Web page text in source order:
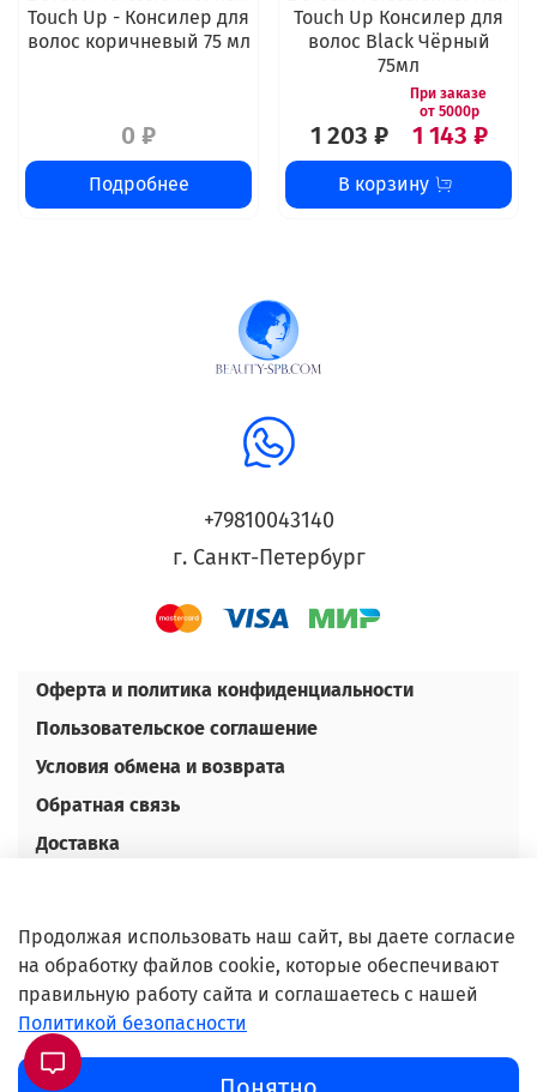
Touch Up - Консилер для
волос коричневый 75 мл
0 ₽
Подробнее
Touch Up Консилер для
волос Black Чёрный
75мл
1 203 ₽ 1 143 ₽
В корзину
+79810043140
г. Санкт-Петербург
Оферта и политика конфиденциальности
Пользовательское соглашение
Условия обмена и возврата
Обратная связь
Доставка
Оптовым покупателям
©Любое использование либо копирование
материалов или подборки материалов сайта,
элементов дизайна и оформления допускается
Продолжая использовать наш сайт, вы даете согласие
на обработку файлов cookie, которые обеспечивают
правильную работу сайта и соглашаетесь с нашей
Политикой безопасности